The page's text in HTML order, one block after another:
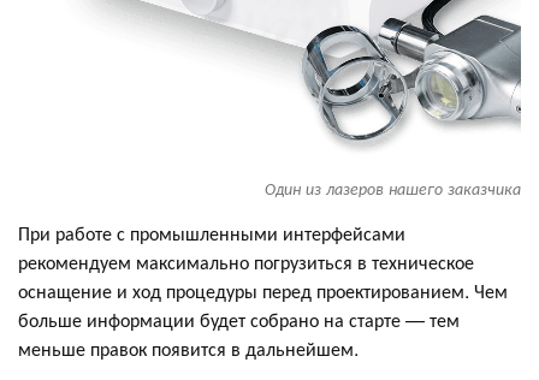
Один из лазеров нашего заказчика
При работе с промышленными интерфейсами
рекомендуем максимально погрузиться в техническое
оснащение и ход процедуры перед проектированием. Чем
больше информации будет собрано на старте — тем
меньше правок появится в дальнейшем.